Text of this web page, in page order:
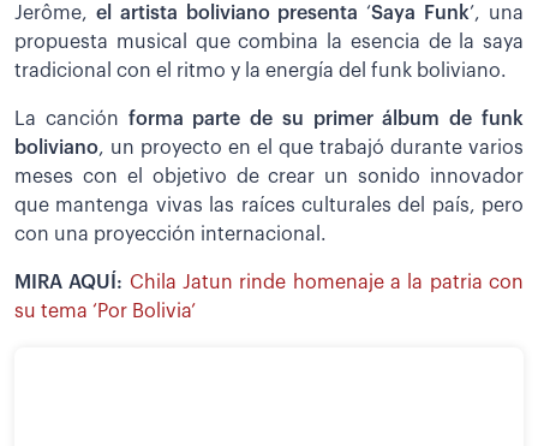
Jerôme, el artista boliviano presenta ‘Saya Funk’, una
propuesta musical que combina la esencia de la saya
tradicional con el ritmo y la energía del funk boliviano.
La canción forma parte de su primer álbum de funk
boliviano, un proyecto en el que trabajó durante varios
meses con el objetivo de crear un sonido innovador
que mantenga vivas las raíces culturales del país, pero
con una proyección internacional.
MIRA AQUÍ: Chila Jatun rinde homenaje a la patria con
su tema ‘Por Bolivia’